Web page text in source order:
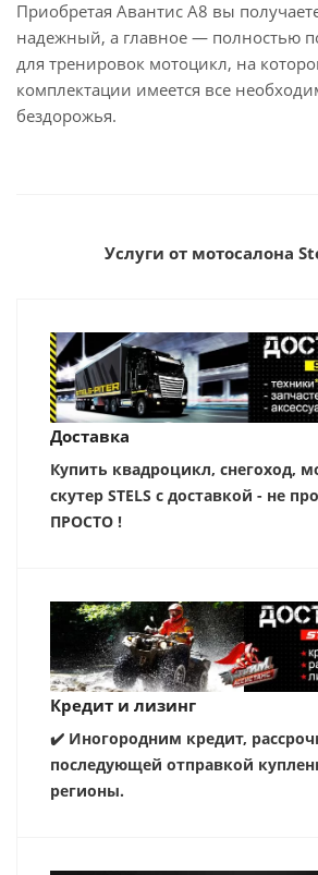
Приобретая Авантис А8 вы
надежный, а главное — полностью
для тренировок мотоцикл, на
комплектации имеется все
бездорожья.
Услуги от мотосалона
Доставка
Купить квадроцикл, снегоход,
скутер STELS с доставкой - не
ПРОСТО !
Кредит и лизинг
✔️ Иногородним кредит,
последующей отправкой
регионы.